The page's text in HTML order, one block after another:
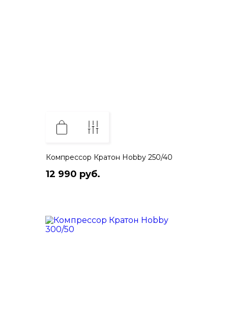
Компрессор Кратон Hobby 250/40
12 990 руб.